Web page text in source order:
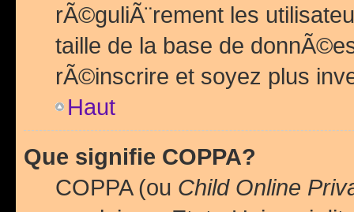
rÃ©guliÃ¨rement les
taille de la base de
rÃ©inscrire et soyez plus
Haut
Que signifie COPPA?
COPPA (ou Child Online